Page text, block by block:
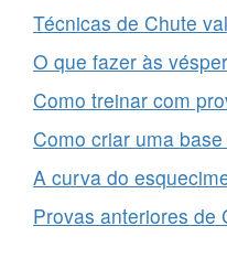
Técnicas de Chute
O que fazer às
Como treinar com
Como criar uma
A curva do
Provas anteriores de